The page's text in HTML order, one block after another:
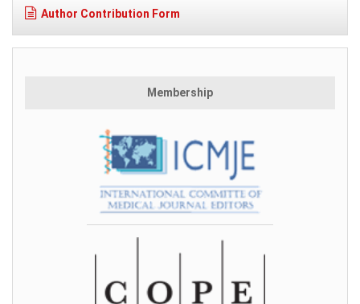
Author Contribution Form
Membership